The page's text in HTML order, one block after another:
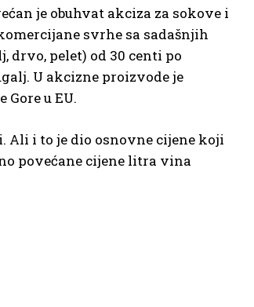
je obuhvat akciza za sokove i
svrhe sa sadašnjih
drvo, pelet) od 30 centi po
U akcizne proizvode je
u EU.
Ali i to je dio osnovne cijene koji
povećane cijene litra vina